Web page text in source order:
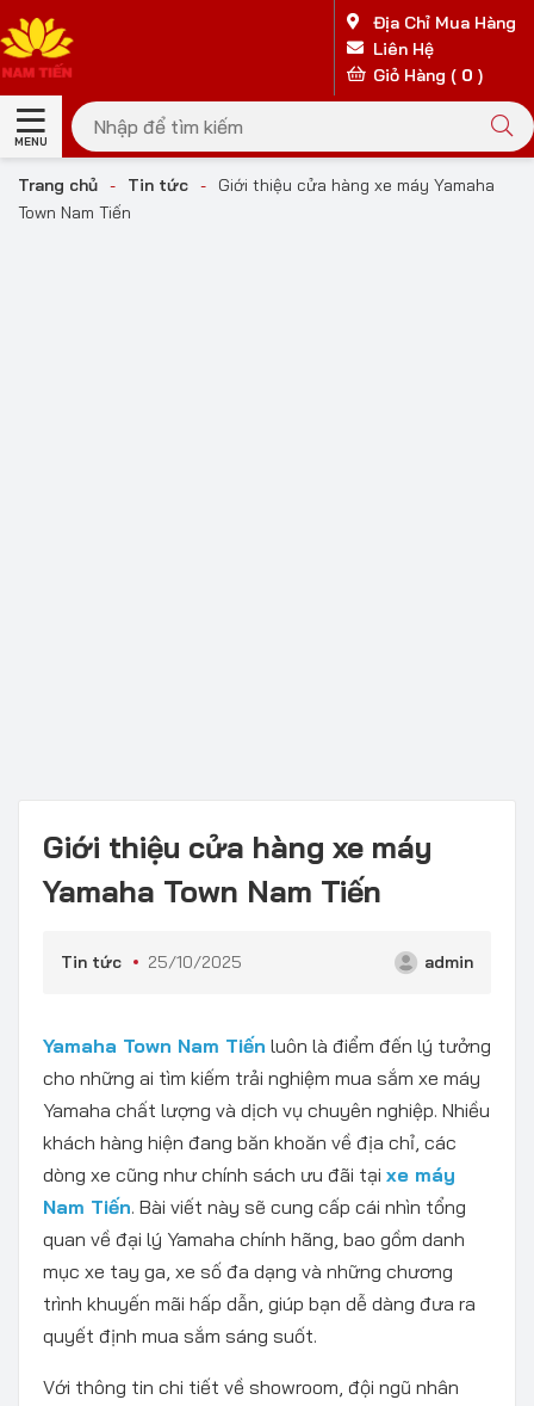
Địa Chỉ Mua Hàng
Liên Hệ
Giỏ Hàng ( 0 )
MENU
Trang chủ - Tin tức -
Giới thiệu cửa hàng xe máy Yamaha
Town Nam Tiến
Giới thiệu cửa hàng xe máy
Yamaha Town Nam Tiến
Tin tức 25/10/2025 admin
Yamaha Town Nam Tiến luôn là điểm đến lý tưởng
cho những ai tìm kiếm trải nghiệm mua sắm xe máy
Yamaha chất lượng và dịch vụ chuyên nghiệp. Nhiều
khách hàng hiện đang băn khoăn về địa chỉ, các
dòng xe cũng như chính sách ưu đãi tại xe máy
Nam Tiến. Bài viết này sẽ cung cấp cái nhìn tổng
quan về đại lý Yamaha chính hãng, bao gồm danh
mục xe tay ga, xe số đa dạng và những chương
trình khuyến mãi hấp dẫn, giúp bạn dễ dàng đưa ra
quyết định mua sắm sáng suốt.
Với thông tin chi tiết về showroom, đội ngũ nhân